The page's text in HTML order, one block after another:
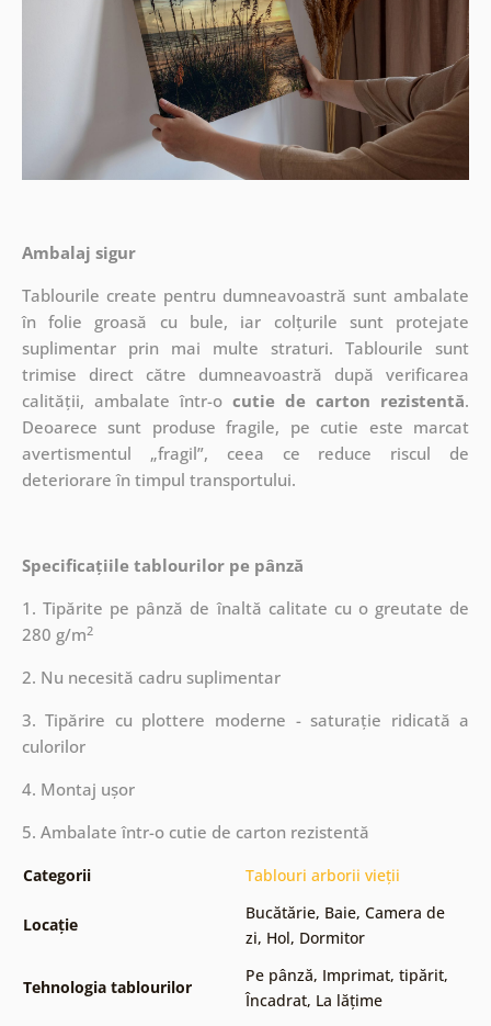
Ambalaj sigur
Tablourile create pentru dumneavoastră sunt ambalate
în folie groasă cu bule, iar colțurile sunt protejate
suplimentar prin mai multe straturi.Tablourile sunt
trimise direct către dumneavoastră după verificarea
calității, ambalate într-o cutie de carton rezistentă.
Deoarece sunt produse fragile, pe cutie este marcat
avertismentul „fragil”, ceea ce reduce riscul de
deteriorare în timpul transportului.
Specificațiile tablourilor pe pânză
1. Tipărite pe pânză de înaltă calitate cu o greutate de
280 g/m2
2. Nu necesită cadru suplimentar
3. Tipărire cu plottere moderne - saturație ridicată a
culorilor
4. Montaj ușor
5. Ambalate într-o cutie de carton rezistentă
Categorii Tablouri arborii vieții
Locație
Bucătărie, Baie, Camera de
zi, Hol, Dormitor
Tehnologia tablourilor
Pe pânză, Imprimat, tipărit,
Încadrat, La lățime